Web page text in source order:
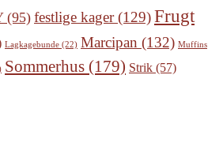
(95) festlige kager(129)Frugt
Lagkagebunde (22) Marcipan (132) Muffins
Sommerhus (179) Strik (57)